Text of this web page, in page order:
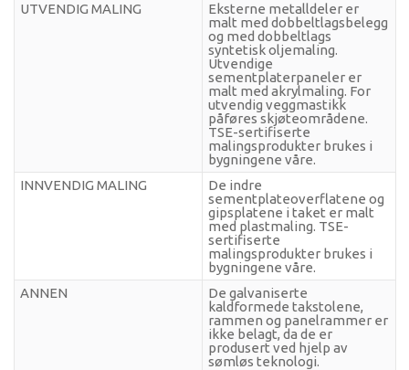
UTVENDIG MALING
Eksterne metalldeler er
malt med dobbeltlagsbelegg
og med dobbeltlags
syntetisk oljemaling.
Utvendige
sementplaterpaneler er
malt med akrylmaling. For
utvendig veggmastikk
påføres skjøteområdene.
TSE-sertifiserte
malingsprodukter brukes i
bygningene våre.
INNVENDIG MALING
De indre
sementplateoverflatene og
gipsplatene i taket er malt
med plastmaling. TSE-
sertifiserte
malingsprodukter brukes i
bygningene våre.
ANNEN
De galvaniserte
kaldformede takstolene,
rammen og panelrammer er
ikke belagt, da de er
produsert ved hjelp av
sømløs teknologi.